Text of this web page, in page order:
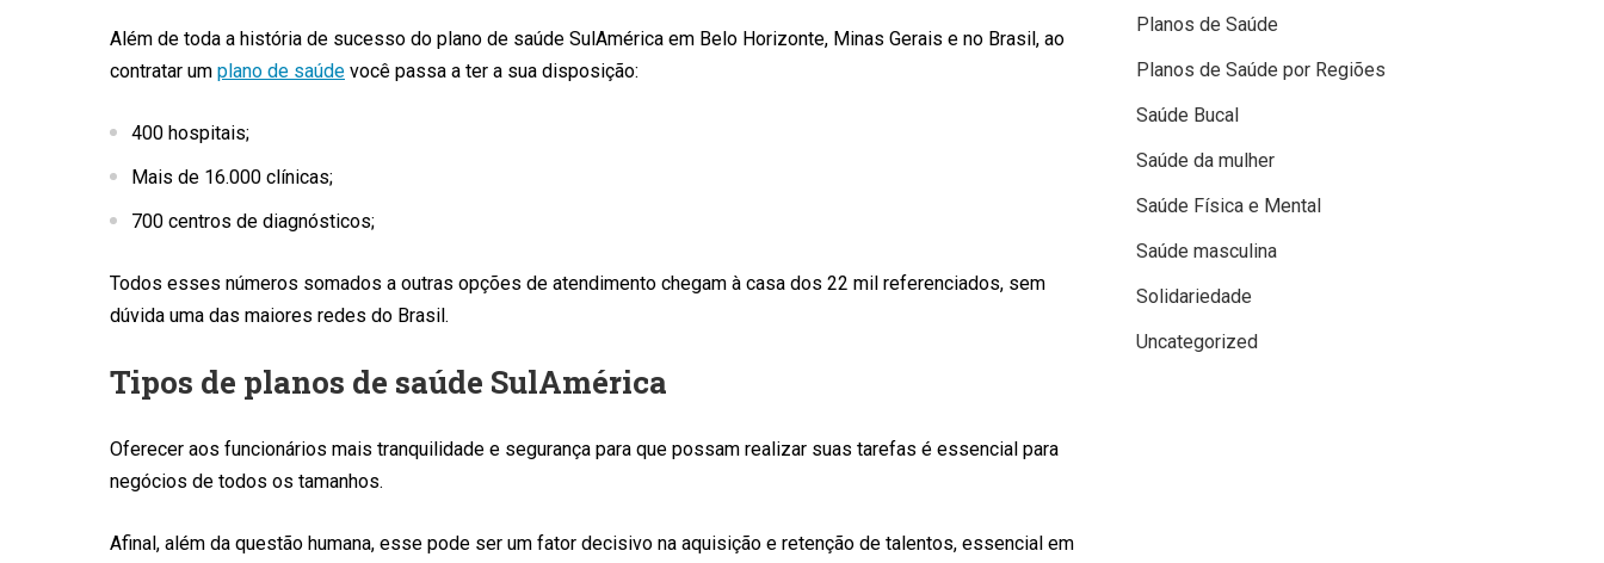
Além de toda a história de sucesso do plano de saúde SulAmérica em Belo Horizonte, Minas Gerais e no Brasil, ao
contratar um plano de saúde você passa a ter a sua disposição:
400 hospitais;
Mais de 16.000 clínicas;
700 centros de diagnósticos;
Todos esses números somados a outras opções de atendimento chegam à casa dos 22 mil referenciados, sem
dúvida uma das maiores redes do Brasil.
Tipos de planos de saúde SulAmérica
Oferecer aos funcionários mais tranquilidade e segurança para que possam realizar suas tarefas é essencial para
negócios de todos os tamanhos.
Afinal, além da questão humana, esse pode ser um fator decisivo na aquisição e retenção de talentos, essencial em
Planos de Saúde
Planos de Saúde por Regiões
Saúde Bucal
Saúde da mulher
Saúde Física e Mental
Saúde masculina
Solidariedade
Uncategorized